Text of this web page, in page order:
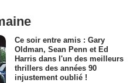
Ce soir entre amis : Gary
Oldman, Sean Penn et Ed
Harris dans l'un des meilleurs
thrillers des années 90
injustement oublié !